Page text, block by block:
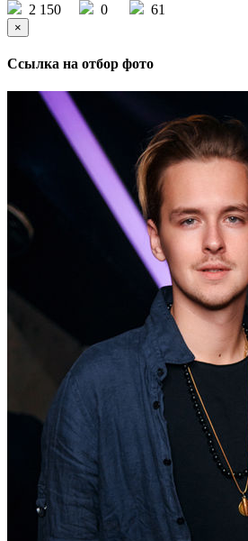
2 150
0 61
×
Ссылка на отбор фото